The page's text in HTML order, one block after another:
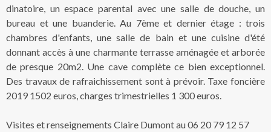
dinatoire, un espace parental avec une salle de douche, un
bureau et une buanderie. Au 7ème et dernier étage : trois
chambres d'enfants, une salle de bain et une cuisine d'été
donnant accès à une charmante terrasse aménagée et arborée
de presque 20m2. Une cave complète ce bien exceptionnel.
Des travaux de rafraichissement sont à prévoir. Taxe foncière
2019 1502 euros, charges trimestrielles 1 300 euros.
Visites et renseignements Claire Dumont au 06 20 79 12 57